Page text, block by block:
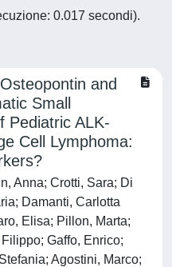
0.017 secondi).
and
Small
Pediatric ALK-
Cell Lymphoma:
Anna; Crotti, Sara; Di
Damanti, Carlotta
Elisa; Pillon, Marta;
Gaffo, Enrico;
Agostini, Marco;